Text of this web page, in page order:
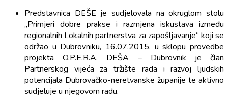
Predstavnica DEŠE je sudjelovala na okruglom stolu
„Primjeri dobre prakse i razmjena iskustava između
regionalnih Lokalnih partnerstva za zapošljavanje“ koji se
održao u Dubrovniku, 16.07.2015. u sklopu provedbe
projekta O.P.E.R.A. DEŠA – Dubrovnik je član
Partnerskog vijeća za tržište rada i razvoj ljudskih
potencijala Dubrovačko-neretvanske županije te aktivno
sudjeluje u njegovom radu.